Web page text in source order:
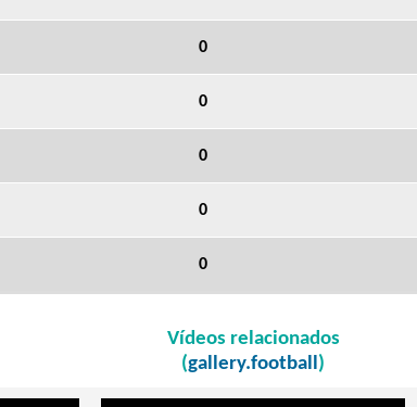
0
0
0
0
0
Vídeos relacionados
(gallery.football)